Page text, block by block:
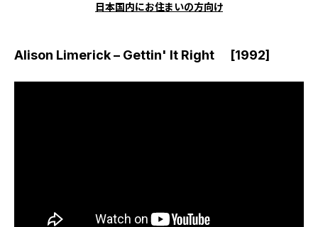
日本国内にお住まいの方向け
Alison Limerick – Gettin' It Right [1992]